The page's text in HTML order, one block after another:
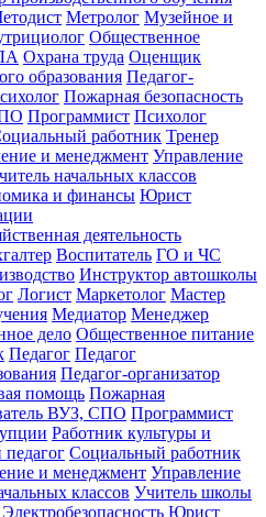
Метролог Музейное и
Общественное
Охрана труда Оценщик
образования Педагог-
Пожарная безопасность
Программист Психолог
работник Тренер
и менеджмент Управление
начальных классов
и финансы Юрист
деятельность
Воспитатель ГО и ЧС
Инструктор автошколы
Логист Маркетолог Мастер
Медиатор Менеджер
дело Общественное питание
Педагог Педагог
Педагог-организатор
помощь Пожарная
ВУЗ, СПО Программист
Работник культуры и
Социальный работник
и менеджмент Управление
классов Учитель школы
Электробезопасность Юрист